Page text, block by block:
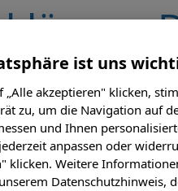
die für ein
ist uns
„Alle akzeptieren" klicken,
zu, um die Navigation auf
und Ihnen
anpassen oder
klicken. Weitere
Datenschutzhinweis,